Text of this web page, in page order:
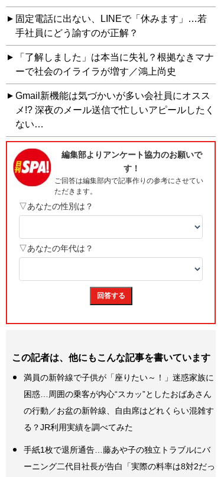
固定電話に出ない、LINEで「休みます」…若
手社員にどう諭すのが正解？
「了解しました」は本当に失礼？根拠なきマナ
ーで社会のイライラが増す／鴻上尚史
Gmail新機能は気づかいが多い会社員にオスス
メ!? 深夜のメール送信で忙しいアピールしたく
ない…
この記者は、他にもこんな記事を書いています
満員の新幹線で子供が「座りたい～！」迷惑家族に
困惑…周囲の乗客が内心“スカッ”としたおばあさん
の行動／お盆の新幹線、自由席はどれくらい混雑す
る？JR利用実績を調べてみた
手紙1枚で退所通告…藤あや子の独立トラブルにバ
ーニング二代目社長が告白「実際の料率は8対2だっ